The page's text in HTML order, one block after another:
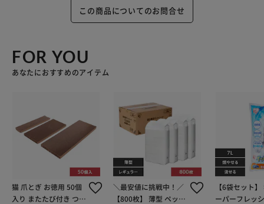
この商品についてのお問合せ
FOR YOU
あなたにおすすめのアイテム
猫 爪とぎ お徳用 50個
入り またたび付き つめ
＼最安値に挑戦中！／
【800枚】 薄型 ペット
【6袋セット
ーパーフレッ